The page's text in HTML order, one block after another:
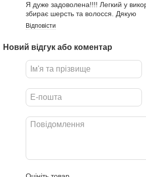
Я дуже задоволена!!!! Легкий у
збирає шерсть та волосся. Дякую
Відповісти
Новий відгук або коментар